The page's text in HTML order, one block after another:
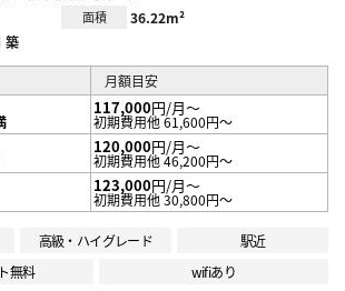
面積 36.22m²
築
月額目安
117,000円/月～
初期費用他 61,600円～
120,000円/月～
初期費用他 46,200円～
123,000円/月～
初期費用他 30,800円～
高級・ハイグレード
駅近
無料
wifiあり